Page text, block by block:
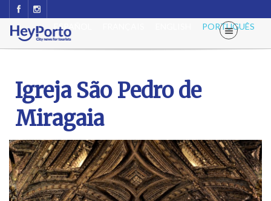
PORTUGUÊS
ESPAÑOL
Igreja São Pedro de
Miragaia